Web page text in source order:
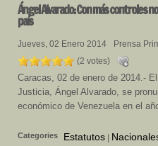
ÁngelAlvarado: Con más controles
país
Jueves, 02 Enero 2014
Prensa
(2 votes)
Caracas, 02 de enero de 2014.-
Justicia, Ángel Alvarado, se
económico de Venezuela en el
Categories Estatutos